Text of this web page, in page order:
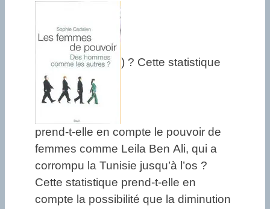
) ? Cette statistique
prend-t-elle en compte le pouvoir de
femmes comme Leila Ben Ali, qui a
corrompu la Tunisie jusqu’à l’os ?
Cette statistique prend-t-elle en
compte la possibilité que la diminution